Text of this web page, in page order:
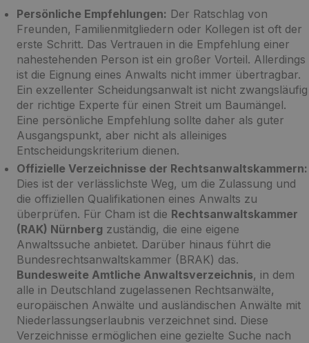
Persönliche Empfehlungen: Der Ratschlag von
Freunden, Familienmitgliedern oder Kollegen ist oft der
erste Schritt. Das Vertrauen in die Empfehlung einer
nahestehenden Person ist ein großer Vorteil. Allerdings
ist die Eignung eines Anwalts nicht immer übertragbar.
Ein exzellenter Scheidungsanwalt ist nicht zwangsläufig
der richtige Experte für einen Streit um Baumängel.
Eine persönliche Empfehlung sollte daher als guter
Ausgangspunkt, aber nicht als alleiniges
Entscheidungskriterium dienen.
Offizielle Verzeichnisse der Rechtsanwaltskammern:
Dies ist der verlässlichste Weg, um die Zulassung und
die offiziellen Qualifikationen eines Anwalts zu
überprüfen. Für Cham ist die Rechtsanwaltskammer
(RAK) Nürnberg zuständig, die eine eigene
Anwaltssuche anbietet. Darüber hinaus führt die
Bundesrechtsanwaltskammer (BRAK) das.
Bundesweite Amtliche Anwaltsverzeichnis, in dem
alle in Deutschland zugelassenen Rechtsanwälte,
europäischen Anwälte und ausländischen Anwälte mit
Niederlassungserlaubnis verzeichnet sind. Diese
Verzeichnisse ermöglichen eine gezielte Suche nach